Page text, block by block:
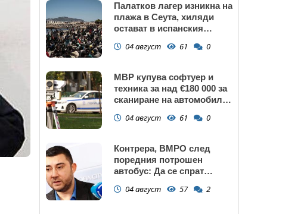
Палатков лагер изникна на
плажа в Сеута, хиляди
остават в испанския
04 август 61 0
МВР купува софтуер и
техника за над €180 000 за
сканиране на автомобили
04 август 61 0
Контрера, ВМРО след
поредния потрошен
автобус: Да се спрат
махали и гета в София!
04 август 57 2